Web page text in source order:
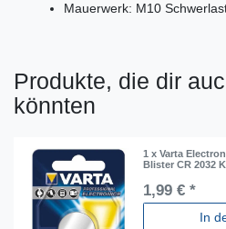
Mauerwerk: M10
Produkte, die dir
könnten
1 x Varta
Blister CR 2032
1,99 € *
In